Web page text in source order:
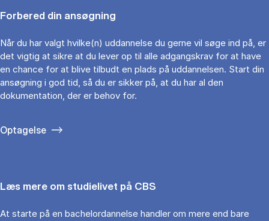
Forbered din ansøgning
Når du har valgt hvilke(n) uddannelse du gerne vil søge ind på, er
det vigtig at sikre at du lever op til alle adgangskrav for at have
en chance for at blive tilbudt en plads på uddannelsen. Start din
ansøgning i god tid, så du er sikker på, at du har al den
dokumentation, der er behov for.
Optagelse
Læs mere om studielivet på CBS
At starte på en bachelordannelse handler om mere end bare